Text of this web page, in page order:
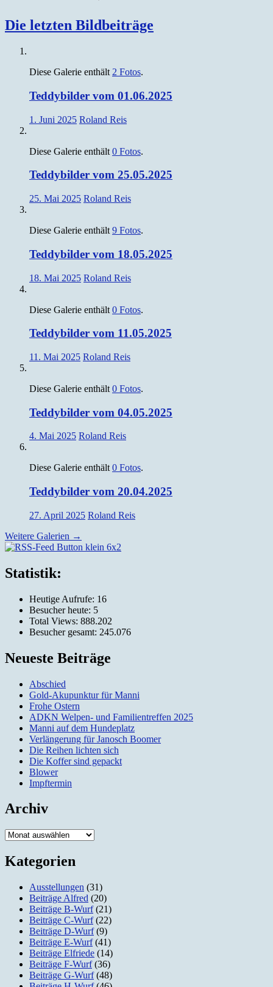
Die letzten Bildbeiträge
Diese Galerie enthält 2 Fotos.
Teddybilder vom 01.06.2025
1. Juni 2025 Roland Reis
Diese Galerie enthält 0 Fotos.
Teddybilder vom 25.05.2025
25. Mai 2025 Roland Reis
Diese Galerie enthält 9 Fotos.
Teddybilder vom 18.05.2025
18. Mai 2025 Roland Reis
Diese Galerie enthält 0 Fotos.
Teddybilder vom 11.05.2025
11. Mai 2025 Roland Reis
Diese Galerie enthält 0 Fotos.
Teddybilder vom 04.05.2025
4. Mai 2025 Roland Reis
Diese Galerie enthält0 Fotos.
Teddybilder vom 20.04.2025
27. April 2025 Roland Reis
Weitere Galerien →
Statistik:
Heutige Aufrufe: 16
Besucher heute: 5
Total Views: 888.202
Besucher gesamt: 245.076
Neueste Beiträge
Abschied
Gold-Akupunktur für Manni
Frohe Ostern
ADKN Welpen- und Familientreffen 2025
Manni auf dem Hundeplatz
Verlängerung für Janosch Boomer
Die Reihen lichten sich
Die Koffer sind gepackt
Blower
Impftermin
Archiv
Archiv
Kategorien
Ausstellungen (31)
Beiträge Alfred (20)
Beiträge B-Wurf(21)
Beiträge C-Wurf(22)
Beiträge D-Wurf(9)
Beiträge E-Wurf(41)
Beiträge Elfriede (14)
Beiträge F-Wurf(36)
Beiträge G-Wurf(48)